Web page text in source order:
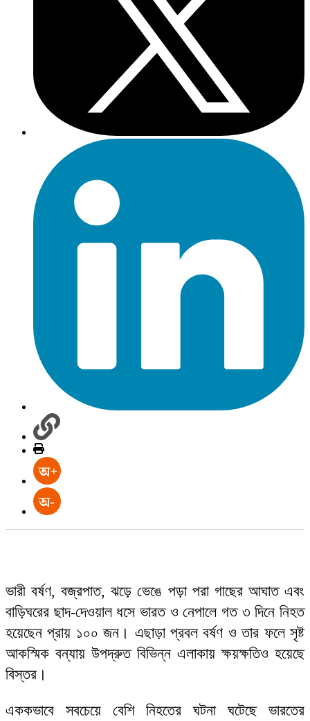
ভারী বর্ষণ, বজ্রপাত, ঝড়ে ভেঙে পড়া পরা গাছের আঘাত এবং
বাড়িঘরের ছাদ-দেওয়াল ধসে ভারত ও নেপালে গত ৩ দিনে নিহত
হয়েছেন প্রায় ১০০ জন। এছাড়া প্রবল বর্ষণ ও তার ফলে সৃষ্ট
আকস্মিক বন্যায় উপদ্রুত বিভিন্ন এলাকায় ক্ষয়ক্ষতিও হয়েছে
বিস্তর।
এককভাবে সবচেয়ে বেশি নিহতের ঘটনা ঘটেছে ভারতের